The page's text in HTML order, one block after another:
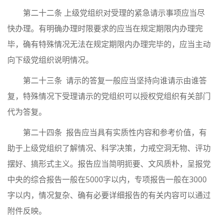
第二十二条 上级党组织对受理的紧急请示事项应当尽
快办理。有明确办理时限要求的应当在规定期限内办理完
毕，确有特殊情况无法在规定期限内办理完毕的，应当主动
向下级党组织说明情况。
第二十三条 请示的答复一般应当坚持向谁请示由谁答
复，特殊情况下受理请示的党组织可以授权党组织有关部门
代为答复。
第二十四条 报告应当具有实质性内容和参考价值，有
助于上级党组织了解情况、科学决策，力戒空洞无物、评功
摆好、搞形式主义。报告应当简明扼要、文风质朴，呈报党
中央的综合报告一般在5000字以内，专项报告一般在3000
字以内，情况复杂、确有必要详细报告的有关内容可以通过
附件反映。